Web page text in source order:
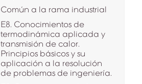
Común a la rama industrial
E8. Conocimientos de
termodinámica aplicada y
transmisión de calor.
Principios básicos y su
aplicación a la resolución
de problemas de ingeniería.